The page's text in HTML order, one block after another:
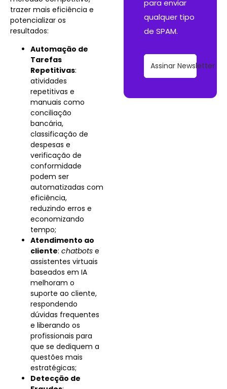
trazer mais eficiência e
potencializar os
resultados:
Automação de
Tarefas
Repetitivas:
atividades
repetitivas e
manuais como
conciliação
bancária,
classificação de
despesas e
verificação de
conformidade
podem ser
automatizadas com
eficiência,
reduzindo erros e
economizando
tempo;
Atendimento ao
cliente: chatbots e
assistentes virtuais
baseados em IA
melhoram o
suporte ao cliente,
respondendo
dúvidas frequentes
e liberando os
profissionais para
que se dediquem a
questões mais
estratégicas;
Detecção de
para enviar
qualquer tipo
de SPAM.
Assinar Newsletter